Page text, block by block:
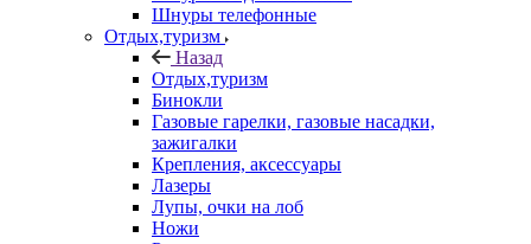
Шнуры телефонные
Отдых,туризм
Назад
Отдых,туризм
Бинокли
Газовые гарелки, газовые насадки,
зажигалки
Крепления, аксессуары
Лазеры
Лупы, очки на лоб
Ножи